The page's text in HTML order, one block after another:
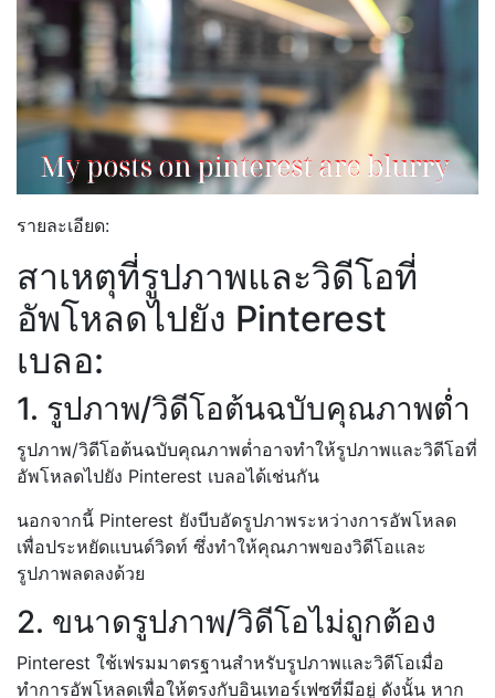
รายละเอียด:
สาเหตุที่รูปภาพและวิดีโอที่
อัพโหลดไปยัง Pinterest
เบลอ:
1. รูปภาพ/วิดีโอต้นฉบับคุณภาพต่ำ
รูปภาพ/วิดีโอต้นฉบับคุณภาพต่ำอาจทำให้รูปภาพและวิดีโอที่
อัพโหลดไปยัง Pinterest เบลอได้เช่นกัน
นอกจากนี้ Pinterest ยังบีบอัดรูปภาพระหว่างการอัพโหลด
เพื่อประหยัดแบนด์วิดท์ ซึ่งทำให้คุณภาพของวิดีโอและ
รูปภาพลดลงด้วย
2. ขนาดรูปภาพ/วิดีโอไม่ถูกต้อง
Pinterest ใช้เฟรมมาตรฐานสำหรับรูปภาพและวิดีโอเมื่อ
ทำการอัพโหลดเพื่อให้ตรงกับอินเทอร์เฟซที่มีอยู่ ดังนั้น หาก